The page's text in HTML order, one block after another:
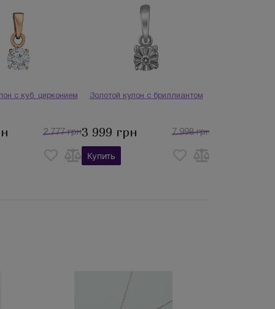
с куб. цирконием
2 777 грн
Золотой кулон с бриллиантом
3 999 грн 7 998 грн
Купить